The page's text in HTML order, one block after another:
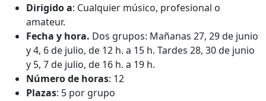
Dirigido a: Cualquier músico, profesional o
amateur.
Fecha y hora. Dos grupos: Mañanas 27, 29 de junio
y 4, 6 de julio, de 12 h. a 15 h. Tardes 28, 30 de junio
y 5, 7 de julio, de 16 h. a 19 h.
Número de horas: 12
Plazas: 5 por grupo